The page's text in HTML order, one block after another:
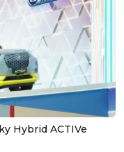
Hybrid ACTIVe